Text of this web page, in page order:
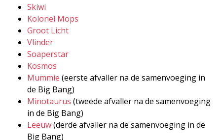
Skiwi
Kolonel Mops
Groot Licht
Vlinder
Soaperstar
Kosmos
Mummie (eerste afvaller na de samenvoeging in
de Big Bang)
Minotaurus (tweede afvaller na de samenvoeging
in de Big Bang)
Leeuw(derde afvaller na de samenvoeging in de
Big Bang)